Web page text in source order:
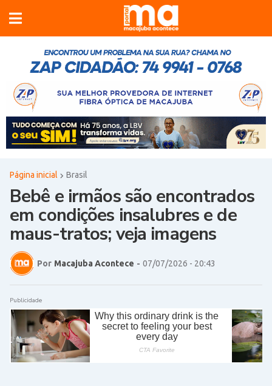
Página inicial Brasil
Bebê e irmãos são encontrados
em condições insalubres e de
maus-tratos; veja imagens
Por Macajuba Acontece - 07/07/2026 - 20:43
Publicidade